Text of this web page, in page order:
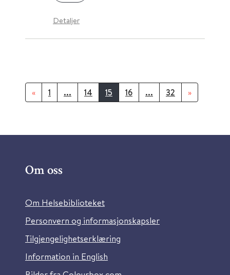
Detaljer
« 1 ... 14 15 16 ... 32 »
Om oss
Om Helsebiblioteket
Personvern og informasjonskapsler
Tilgjengelighetserklæring
Information in English